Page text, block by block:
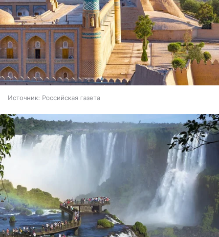
Источник: Российская газета